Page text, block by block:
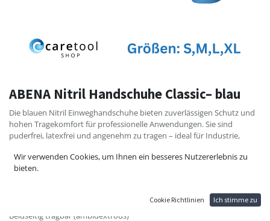
ABENA Nitril Handschuhe Classic– blau
Die blauen Nitril Einweghandschuhe bieten zuverlässigen Schutz und
hohen Tragekomfort für professionelle Anwendungen. Sie sind
puderfrei, latexfrei und angenehm zu tragen – ideal für Industrie,
Laborbereiche.
Beidseitig tragbar (ambidextrous)
Wir verwenden Cookies, um Ihnen ein besseres Nutzererlebnis zu
bieten.
Cookie Richtlinien Ich stimme zu